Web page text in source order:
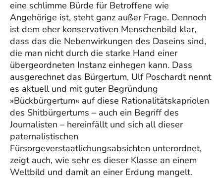
eine schlimme Bürde für Betroffene wie
Angehörige ist, steht ganz außer Frage. Dennoch
ist dem eher konservativen Menschenbild klar,
dass das die Nebenwirkungen des Daseins sind,
die man nicht durch die starke Hand einer
übergeordneten Instanz einhegen kann. Dass
ausgerechnet das Bürgertum, Ulf Poschardt nennt
es aktuell und mit guter Begründung
»Bückbürgertum« auf diese Rationalitätskapriolen
des Shitbürgertums – auch ein Begriff des
Journalisten – hereinfällt und sich all dieser
paternalistischen
Fürsorgeverstaatlichungsabsichten unterordnet,
zeigt auch, wie sehr es dieser Klasse an einem
Weltbild und damit an einer Erdung mangelt.